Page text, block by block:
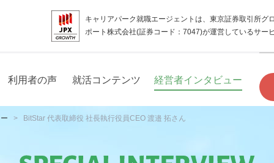
キャリアパーク就職エージェントは、東京証券取引所グ
ポート株式会社(証券コード：7047)が運営しているサー
利用者の声 就活コンテンツ 経営者インタビュー
BitStar 代表取締役 社長執行役員CEO 渡邉 拓さん